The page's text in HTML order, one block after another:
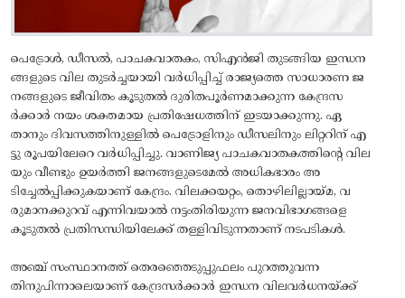
പെട്രോള്‍, ഡീസല്‍, പാചകവാതകം, സിഎന്‍ജി തുടങ്ങിയ ഇന്ധന
ങ്ങളുടെ വില തുടര്‍ച്ചയായി വര്‍ധിപ്പിച്ച്‌ രാജ്യത്തെ സാധാരണ ജ
നങ്ങളുടെ ജീവിതം കൂടുതല്‍ ദുരിതപൂര്‍ണമാക്കുന്ന കേന്ദ്രസ
ര്‍ക്കാർ നയം ശക്തമായ പ്രതിഷേധത്തിന്‌ ഇടയാക്കുന്നു. ഏ
താനും ദിവസത്തിനുള്ളില്‍ പെട്രോളിനും ഡീസലിനും ലിറ്ററിന് എ
ട്ടു രൂപയിലേറെ വര്‍ധിപ്പിച്ചു. വാണിജ്യ പാചകവാതകത്തിന്റെ വില
യും വീണ്ടും ഉയര്‍ത്തി ജനങ്ങളുടെമേല്‍ അധികഭാരം അ
ടിച്ചേല്‍പ്പിക്കുകയാണ് കേന്ദ്രം. വിലക്കയറ്റം, തൊഴിലില്ലായ്‌മ, വ
രുമാനക്കുറവ് എന്നിവയാൽ നട്ടംതിരിയുന്ന ജനവിഭാഗങ്ങളെ
കൂടുതല്‍ പ്രതിസന്ധിയിലേക്ക് തള്ളിവിടുന്നതാണ് നടപടികള്‍.
​അഞ്ച് സംസ്ഥാനത്ത്‌ തെരഞ്ഞെടുപ്പുഫലം പുറത്തുവന്ന
തിനുപിന്നാലെയാണ് കേന്ദ്രസര്‍ക്കാര്‍ ഇന്ധന വിലവര്‍ധനയ്‌ക്ക്‌